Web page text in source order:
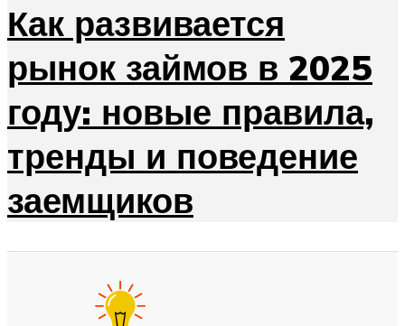
Как развивается
рынок займов в 2025
году: новые правила,
тренды и поведение
заемщиков